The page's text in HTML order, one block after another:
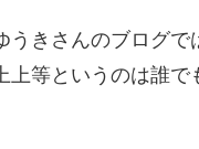
うきさんのブログ
上等というのは誰